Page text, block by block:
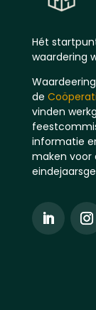
Hét
waardering
de
vinden
informatie
maken voor